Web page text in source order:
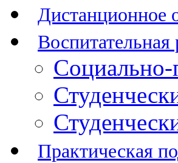
Дистанционное
Воспитательная
Социально-
Практическая